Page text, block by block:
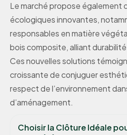
Le marché propose également
écologiques innovantes,
responsables en matière
bois composite, alliant
Ces nouvelles solutions
croissante de conjuguer
respect de l’environnement
d’aménagement.
Choisir la Clôture Idéale